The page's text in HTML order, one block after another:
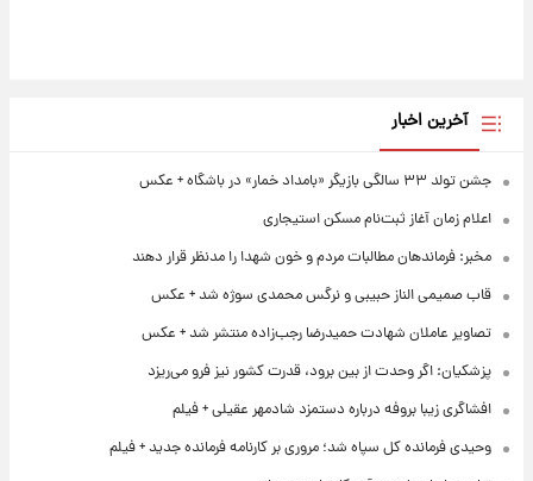
آخرین اخبار
جشن تولد ۳۳ سالگی بازیگر «بامداد خمار» در باشگاه + عکس
اعلام زمان آغاز ثبت‌نام مسکن استیجاری
مخبر: فرماندهان مطالبات مردم و خون شهدا را مدنظر قرار دهند
قاب صمیمی الناز حبیبی و نرگس محمدی سوژه شد + عکس
تصاویر عاملان شهادت حمیدرضا رجب‌زاده منتشر شد + عکس
پزشکیان: اگر وحدت از بین برود، قدرت کشور نیز فرو می‌ریزد
افشاگری زیبا بروفه درباره دستمزد شادمهر عقیلی + فیلم
وحیدی فرمانده کل سپاه شد؛ مروری بر کارنامه فرمانده جدید + فیلم